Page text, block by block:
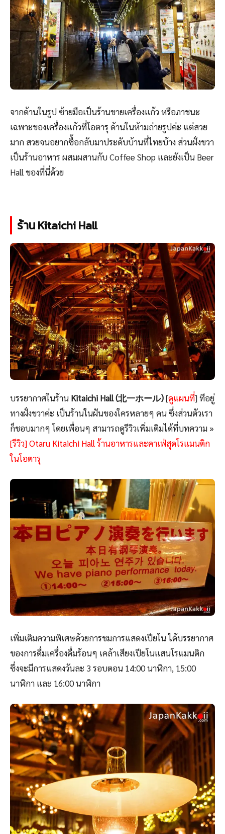
จากด้านในรูป ซ้ายมือเป็นร้านขายเครื่องแก้ว หรือภาชนะ
เฉพาะของเครื่องแก้วที่โอตารุ ด้านในห้ามถ่ายรูปค่ะ แต่สวย
มาก สวยจนอยากซื้อกลับมาประดับบ้านที่ไทยบ้าง ส่วนฝั่งขวา
เป็นร้านอาหาร ผสมผสานกับ Coffee Shop และยังเป็น Beer
Hall ของที่นี่ด้วย
ร้าน Kitaichi Hall
บรรยากาศในร้าน Kitaichi Hall (北一ホール)[ดูแผนที่] ทีอยู่
ทางฝั่งขวาค่ะ เป็นร้านในฝันของใครหลายๆ คน ซึ่งส่วนตัวเรา
ก็ชอบมากๆ โดยเพื่อนๆ สามารถดูรีวิวเพิ่มเติมได้ที่บทความ »
[รีวิว] Otaru Kitaichi Hall ร้านอาหารและคาเฟ่สุดโรแมนติก
ในโอตารุ
เพิ่มเติมความพิเศษด้วยการชมการแสดงเปียโน ได้บรรยากาศ
ของการดื่มเครื่องดื่มร้อนๆ เคล้าเสียงเปียโนแสนโรแมนติก
ซึ่งจะมีการแสดงวันละ 3 รอบตอน 14:00 นาฬิกา, 15:00
นาฬิกา และ 16:00 นาฬิกา